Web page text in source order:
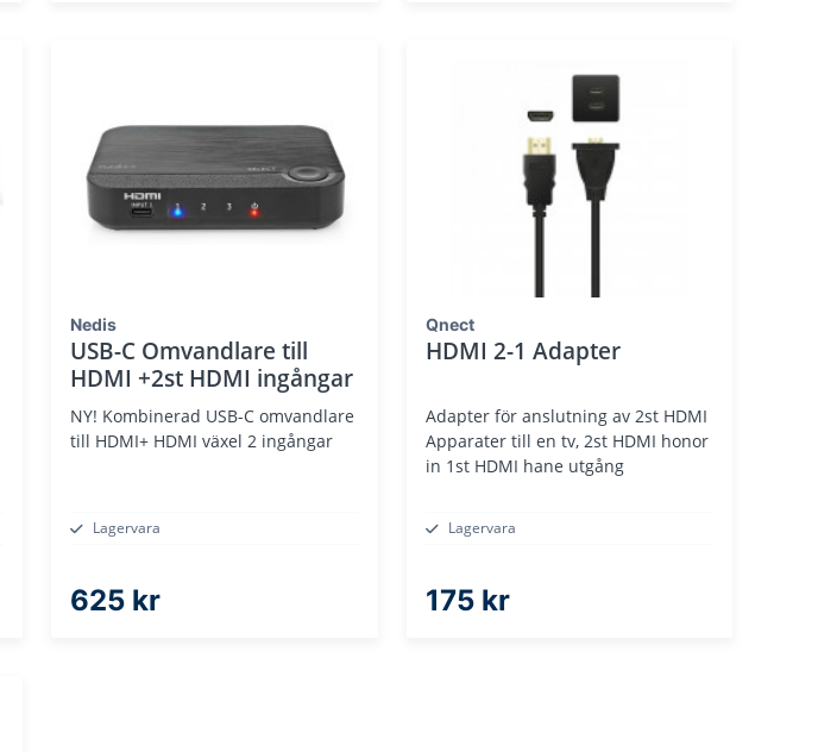
Nedis
USB-C Omvandlare till
HDMI +2st HDMI ingångar
NY! Kombinerad USB-C omvandlare
till HDMI+ HDMI växel 2 ingångar
Lagervara
625 kr
Qnect
HDMI 2-1 Adapter
Adapter för anslutning av 2st HDMI
Apparater till en tv, 2st HDMI honor
in 1st HDMI hane utgång
Lagervara
175 kr